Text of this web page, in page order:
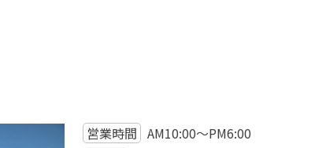
営業時間
AM10:00～PM6:00